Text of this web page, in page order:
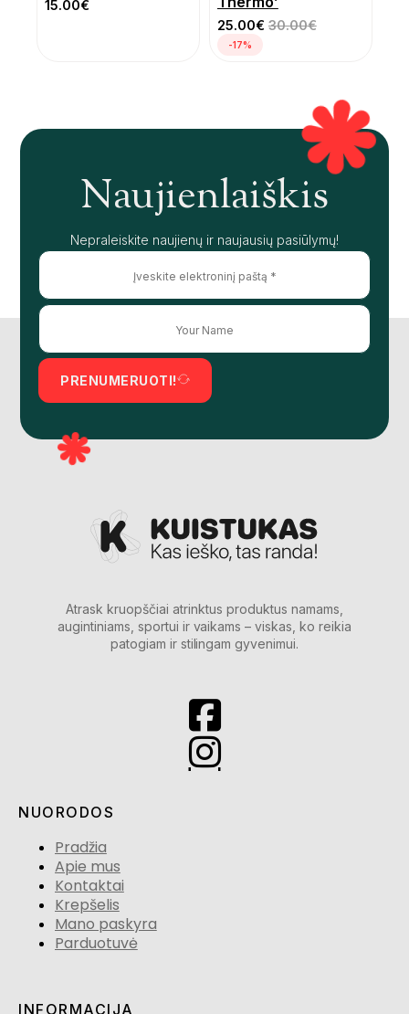
15.00€
25.00€ 30.00€
-17%
Naujienlaiškis
Nepraleiskite naujienų ir naujausių pasiūlymų!
PRENUMERUOTI!
Atrask kruopščiai atrinktus produktus namams,
augintiniams, sportui ir vaikams – viskas, ko reikia
patogiam ir stilingam gyvenimui.
NUORODOS
Pradžia
Apie mus
Kontaktai
Krepšelis
Mano paskyra
Parduotuvė
INFORMACIJA